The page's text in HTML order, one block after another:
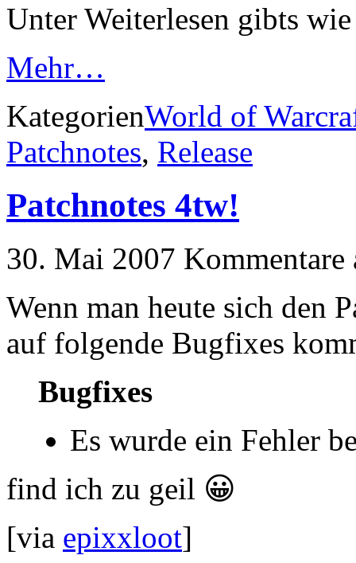
Unter Weiterlesen gibts
Mehr…
KategorienWorld of
Patchnotes, Release
Patchnotes 4tw!
30. Mai 2007 Kommentare
Wenn man heute sich den
auf folgende Bugfixes
Bugfixes
Es wurde ein Fehler
find ich zu geil 😀
[via epixxloot]